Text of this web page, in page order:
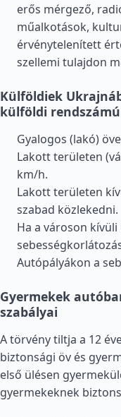
erős mérgező,
műalkotások,
érvénytelenített
szellemi tulajdon
Külföldiek
külföldi
Gyalogos (lakó)
Lakott területen
km/h.
Lakott területen
szabad közlekedni.
Ha a városon
Autópályákon a
Gyermekek
szabályai
A törvény tiltja a 12
biztonsági öv és
első ülésen
gyermekeknek